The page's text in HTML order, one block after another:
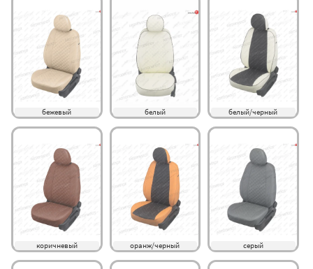
бежевый белый белый/черный
коричневый оранж/черный серый